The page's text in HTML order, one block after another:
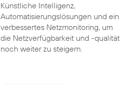
Künstliche Intelligenz,
Automatisierungslösungen und ein
verbessertes Netzmonitoring, um
die Netzverfügbarkeit und -qualität
noch weiter zu steigern.